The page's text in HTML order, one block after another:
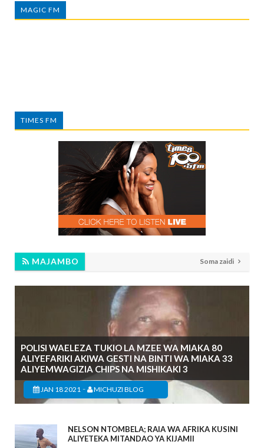
MAGIC FM
TIMES FM
MAJAMBO Soma zaidi
POLISI WAELEZA TUKIO LA MZEE WA MIAKA 80
ALIYEFARIKI AKIWA GESTI NA BINTI WA MIAKA 33
ALIYEMWAGIZIA CHIPS NA MISHIKAKI 3
JAN 18 2021 - MICHUZI BLOG
NELSON NTOMBELA; RAIA WA AFRIKA KUSINI
ALIYETEKA MITANDAO YA KIJAMII